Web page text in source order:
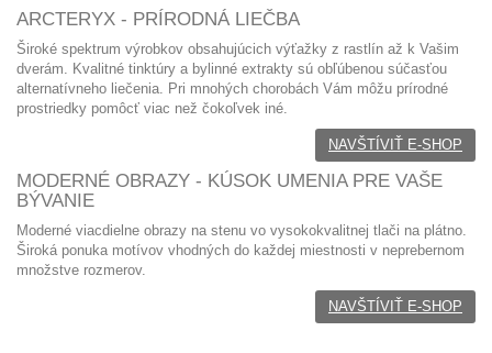
ARCTERYX - PRÍRODNÁ LIEČBA
Široké spektrum výrobkov obsahujúcich výťažky z rastlín až k Vašim
dverám. Kvalitné tinktúry a bylinné extrakty sú obľúbenou súčasťou
alternatívneho liečenia. Pri mnohých chorobách Vám môžu prírodné
prostriedky pomôcť viac než čokoľvek iné.
NAVŠTÍVIŤ E-SHOP
MODERNÉ OBRAZY - KÚSOK UMENIA PRE VAŠE
BÝVANIE
Moderné viacdielne obrazy na stenu vo vysokokvalitnej tlači na plátno.
Široká ponuka motívov vhodných do každej miestnosti v neprebernom
množstve rozmerov.
NAVŠTÍVIŤ E-SHOP